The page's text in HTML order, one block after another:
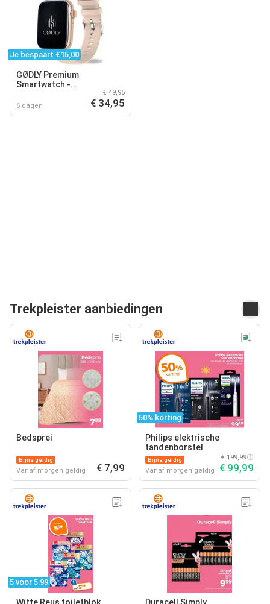
Je bespaart €15,00
GØDLY Premium
Smartwatch -
Sporthorloge - Horloge
Dames & Heren - Bluetooth
6 dagen
€ 49,95
€ 34,95
Trekpleister aanbiedingen
Bedsprei
Bijna geldig
Vanaf morgen geldig € 7,99
50% korting
Philips elektrische
tandenborstel
Bijna geldig
Vanaf morgen geldig
€ 199,99
€ 99,99
5 voor 5.99
Witte Reus toiletblok Duracell Simply